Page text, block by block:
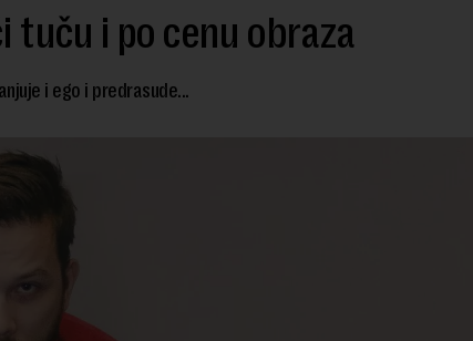
tuču i po cenu obraza
i ego i predrasude...